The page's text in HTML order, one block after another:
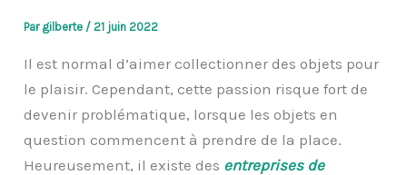
Par gilberte /21 juin 2022
Il est normal d’aimer collectionner des objets pour
le plaisir. Cependant, cette passion risque fort de
devenir problématique, lorsque les objets en
question commencent à prendre de la place.
Heureusement, il existe des entreprises de